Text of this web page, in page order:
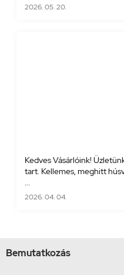
2026. 05. 20.
Kedves Vásárlóink!
tart. Kellemes, meghitt
...
2026. 04. 04.
Bemutatkozás